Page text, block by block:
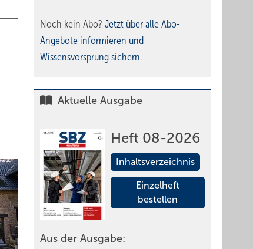
Noch kein Abo? Jetzt über alle Abo-
Angebote informieren und
Wissensvorsprung sichern.
Aktuelle Ausgabe
Heft 08-2026
Inhaltsverzeichnis
Einzelheft
bestellen
Aus der Ausgabe: